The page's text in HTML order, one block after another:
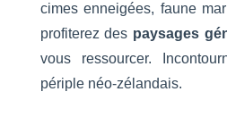
cimes enneigées, faune
profiterez des paysages
vous ressourcer.
périple néo-zélandais.